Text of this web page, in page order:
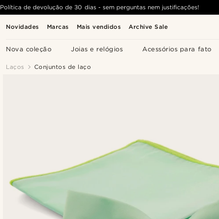
Novidades Marcas Mais vendidos Archive Sale
Nova coleção Joias e relógios Acessórios para fato
Política de devolução de 30 dias - sem perguntas nem justificações!
Laços Conjuntos de laço